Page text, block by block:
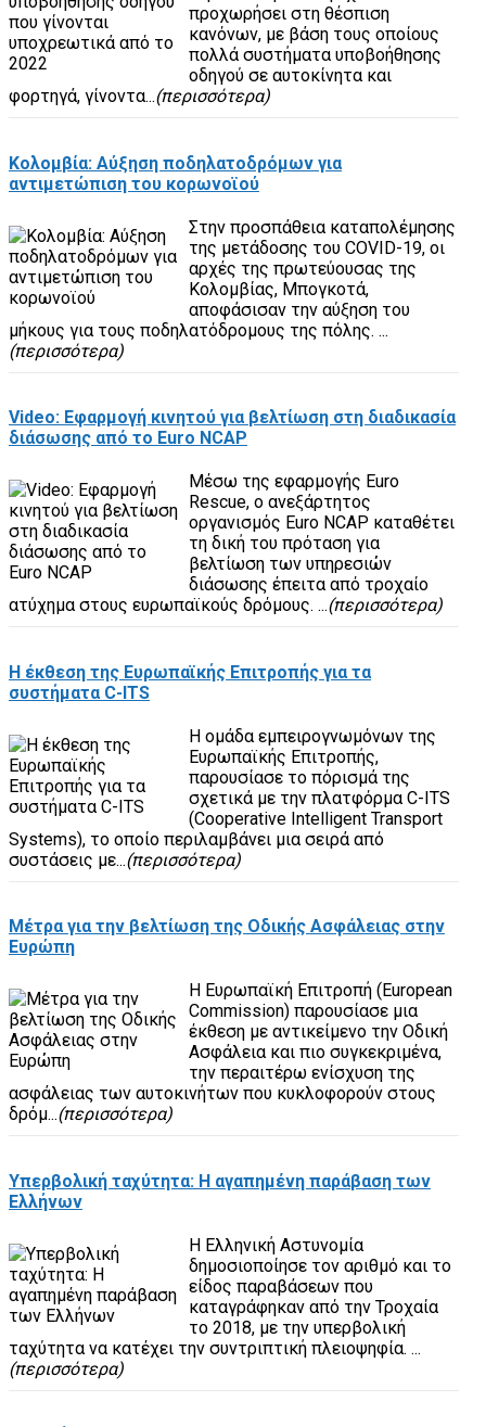
προχωρήσει στη θέσπιση
κανόνων, με βάση τους οποίους
πολλά συστήματα υποβοήθησης
οδηγού σε αυτοκίνητα και
φορτηγά, γίνοντα...(περισσότερα)
Κολομβία: Αύξηση ποδηλατοδρόμων για
αντιμετώπιση του κορωνοϊού
Στην προσπάθεια καταπολέμησης
της μετάδοσης του COVID-19, οι
αρχές της πρωτεύουσας της
Κολομβίας, Μπογκοτά,
αποφάσισαν την αύξηση του
μήκους για τους ποδηλατόδρομους της πόλης. ...
(περισσότερα)
Video: Εφαρμογή κινητού για βελτίωση στη διαδικασία
διάσωσης από το Euro NCAP
Μέσω της εφαρμογής Euro
Rescue, ο ανεξάρτητος
οργανισμός Euro NCAP καταθέτει
τη δική του πρόταση για
βελτίωση των υπηρεσιών
διάσωσης έπειτα από τροχαίο
ατύχημα στους ευρωπαϊκούς δρόμους. ...(περισσότερα)
Η έκθεση της Ευρωπαϊκής Επιτροπής για τα
συστήματα C-ITS
Η ομάδα εμπειρογνωμόνων της
Ευρωπαϊκής Επιτροπής,
παρουσίασε το πόρισμά της
σχετικά με την πλατφόρμα C-ITS
(Cooperative Intelligent Transport
Systems), το οποίο περιλαμβάνει μια σειρά από
συστάσεις με...(περισσότερα)
Μέτρα για την βελτίωση της Οδικής Ασφάλειας στην
Ευρώπη
Η Ευρωπαϊκή Επιτροπή (European
Commission) παρουσίασε μια
έκθεση με αντικείμενο την Οδική
Ασφάλεια και πιο συγκεκριμένα,
την περαιτέρω ενίσχυση της
ασφάλειας των αυτοκινήτων που κυκλοφορούν στους
δρόμ...(περισσότερα)
Υπερβολική ταχύτητα: Η αγαπημένη παράβαση των
Ελλήνων
Η Ελληνική Αστυνομία
δημοσιοποίησε τον αριθμό και το
είδος παραβάσεων που
καταγράφηκαν από την Τροχαία
το 2018, με την υπερβολική
ταχύτητα να κατέχει την συντριπτική πλειοψηφία. ...
(περισσότερα)